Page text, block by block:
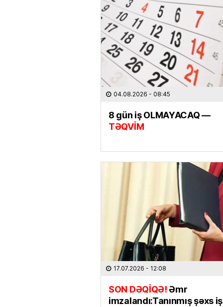
04.08.2026 - 08:45
8 gün iş OLMAYACAQ —
TƏQVİM
17.07.2026 - 12:08
SON DƏQİQƏ!Əmr
imzalandı:Tanınmış şəxs